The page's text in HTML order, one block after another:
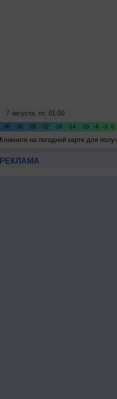
Кликните на погодной карте для
РЕКЛАМА